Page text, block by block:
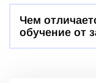
Чем
обучение от